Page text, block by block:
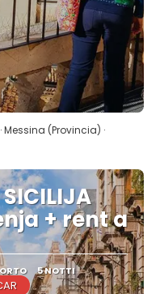
(Provincia) ·
+ rent a
5 NOTTI